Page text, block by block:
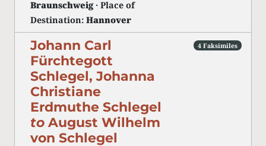
Braunschweig· Place of
Destination: Hannover
Johann Carl
Fürchtegott
Schlegel, Johanna
Christiane
Erdmuthe Schlegel
to August Wilhelm
von Schlegel
4 Faksimiles